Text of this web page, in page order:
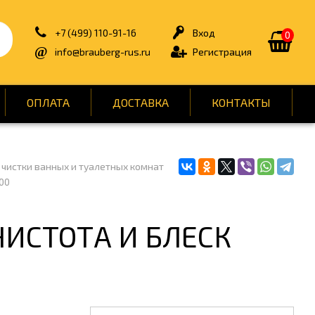
0
Вход
Регистрация
+7 (499) 110-91-16
info@brauberg-rus.ru
ОПЛАТА ДОСТАВКА КОНТАКТЫ
БЫТОВАЯ ТЕХНИКА
КАНЦТОВАРЫ
ОФИС
УПАКОВКА
ванных и туалетных комнат
И БЛЕСК